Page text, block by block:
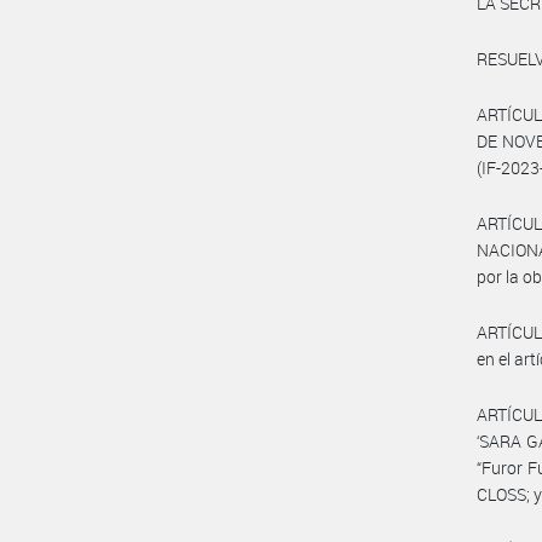
DE
(IF-
por la
en el
‘SARA
“Furor
CLOSS;